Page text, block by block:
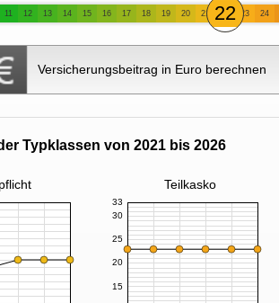
11 12 13 14 15 16 17 18 19 20 21 22 23 24
Versicherungsbeitrag in Euro berechnen
Typklassen von 2021 bis 2026
Teilkasko
15
20
25
30
33